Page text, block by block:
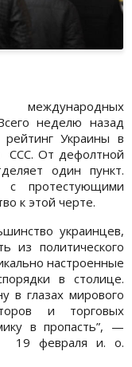
международных
неделю назад
рейтинг Украины в
ССС. От дефолтной
один пункт.
с протестующими
к этой черте.
украинцев,
из политического
настроенные
в столице.
в глазах мирового
и торговых
в пропасть”, —
19 февраля и. о.